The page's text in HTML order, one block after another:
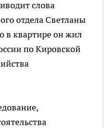
слова
отдела Светланы
в квартире он жил
по Кировской